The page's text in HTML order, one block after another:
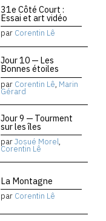
31e Côté Court :
Essai et art vidéo
par Corentin Lê
Jour 10 — Les
Bonnes étoiles
par Corentin Lê, Marin
Gérard
Jour 9 — Tourment
sur les îles
parJosué Morel,
Corentin Lê
La Montagne
par Corentin Lê